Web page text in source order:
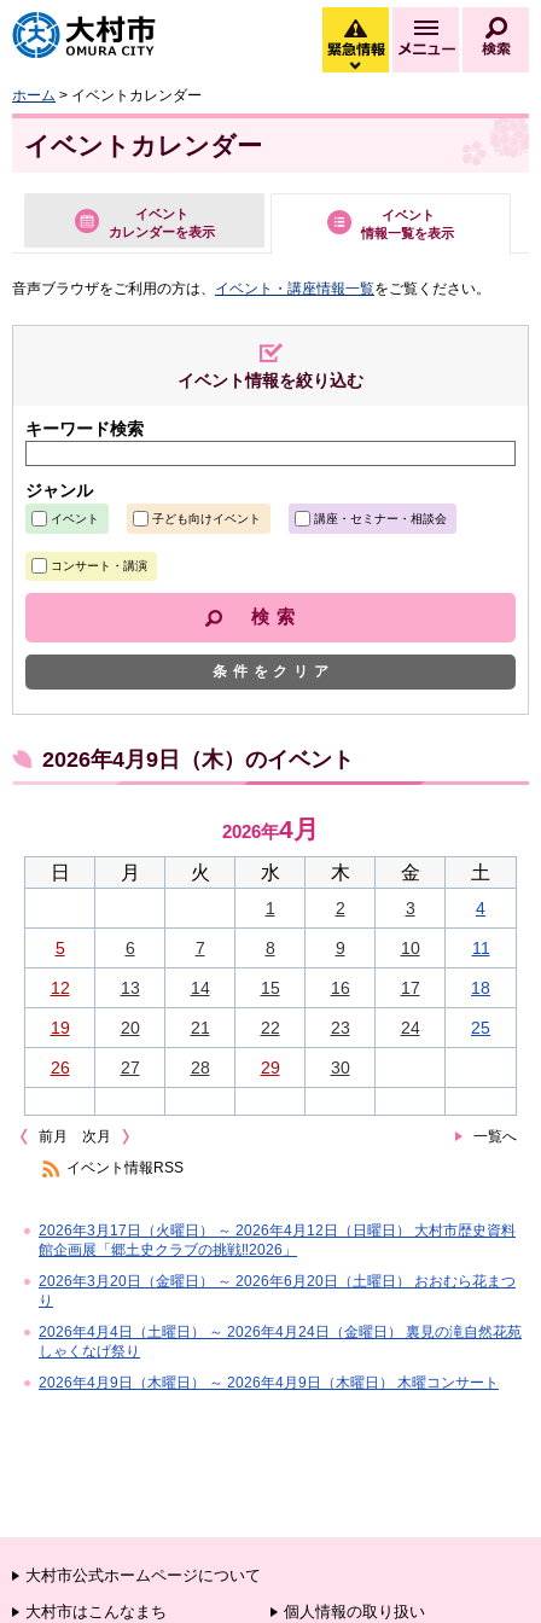
大村市
緊急情報
緊急情報を開く
メニュー
ホーム > イベントカレンダー
イベントカレンダー
イベント
カレンダーを表示
イベント
情報一覧を表示
音声ブラウザをご利用の方は、 イベント・講座情報一覧をご覧ください。
イベント情報を絞り込む
キーワード検索
ジャンル
イベント 子ども向けイベント 講座・セミナー・相談会
コンサート・講演
条件をクリア
2026年4月9日（木）のイベント
2026年4月
日 月 火 水 木 金 土
1 2 3 4
5 6 7 8 9 10 11
12 13 14 15 16 17 18
19 20 21 22 23 24 25
26 27 28 29 30
前月 一覧へ
次月
イベント情報RSS
2026年3月17日（火曜日） ～ 2026年4月12日（日曜日） 大村市歴史資料
館企画展「郷土史クラブの挑戦‼2026」
2026年3月20日（金曜日） ～ 2026年6月20日（土曜日） おおむら花まつ
り
2026年4月4日（土曜日） ～ 2026年4月24日（金曜日） 裏見の滝自然花苑
しゃくなげ祭り
2026年4月9日（木曜日） ～ 2026年4月9日（木曜日） 木曜コンサート
大村市公式ホームページについて
大村市はこんなまち
個人情報の取り扱い